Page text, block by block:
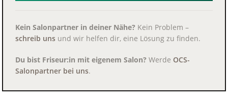
Kein Salonpartner in deiner Nähe?Kein Problem –
schreib unsund wir helfen dir, eine Lösung zu finden.
Du bist Friseur:in mit eigenem Salon?Werde OCS-
Salonpartner bei uns.